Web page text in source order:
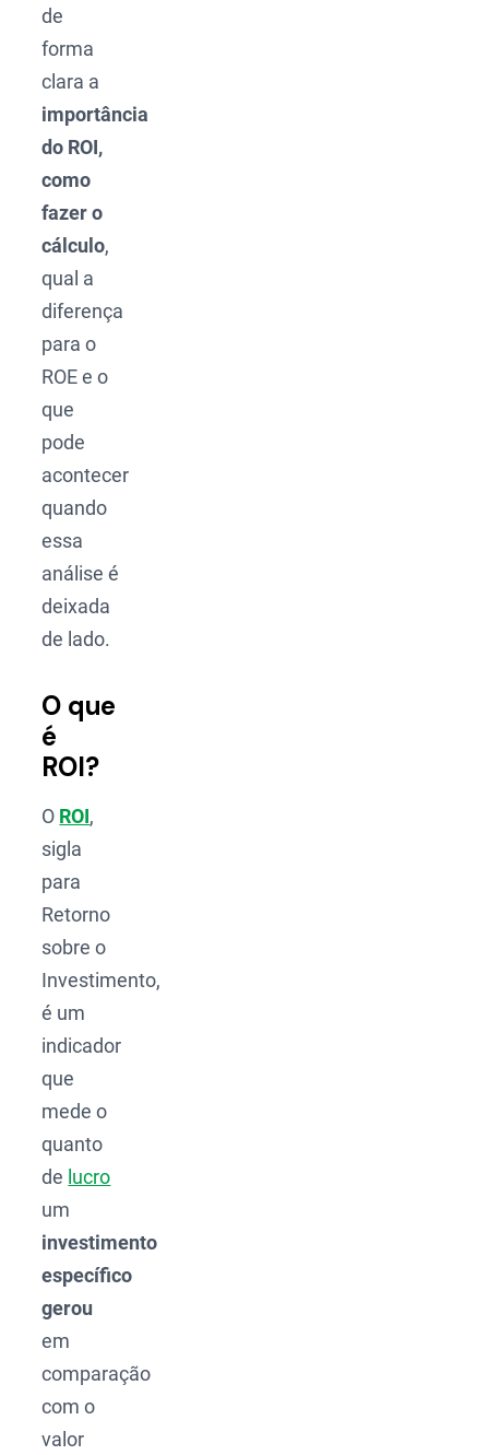
de
forma
clara a
importância
do ROI,
como
fazer o
cálculo,
qual a
diferença
para o
ROE e o
que
pode
acontecer
quando
essa
análise é
deixada
de lado.
O que
é
ROI?
O ROI,
sigla
para
Retorno
sobre o
Investimento,
é um
indicador
que
mede o
quanto
de lucro
um
investimento
específico
gerou
em
comparação
com o
valor